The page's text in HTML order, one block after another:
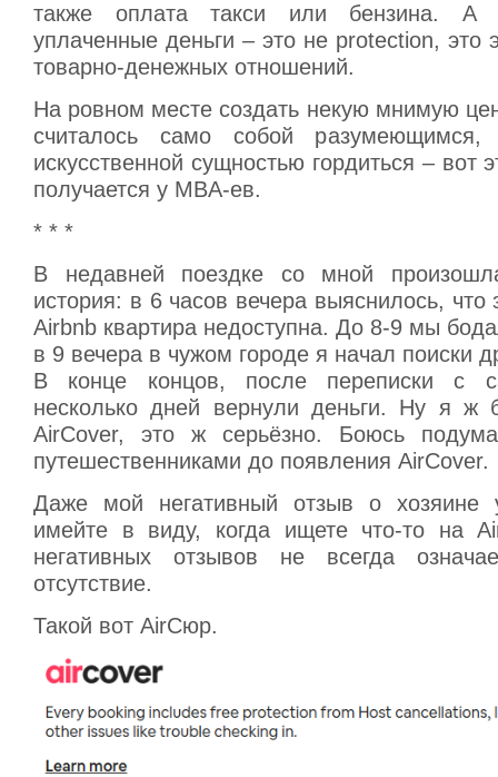
также оплата такси или бензина. А
уплаченные деньги – это не protection, это
товарно-денежных отношений.
На ровном месте создать некую мнимую
считалось само собой
искусственной сущностью гордиться – вот
получается у MBA-ев.
* * *
В недавней поездке со мной
история: в 6 часов вечера выяснилось, что
Airbnb квартира недоступна. До 8-9 мы
в 9 вечера в чужом городе я начал поиски
В конце концов, после переписки с
несколько дней вернули деньги. Ну я ж
AirCover, это ж серьёзно. Боюсь
путешественниками до появления AirCover.
Даже мой негативный отзыв о хозяине
имейте в виду, когда ищете что-то на
негативных отзывов не всегда
отсутствие.
Такой вот AirCюр.